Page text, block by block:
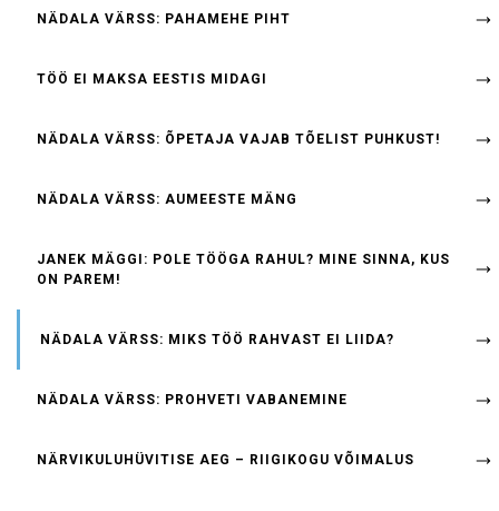
NÄDALA VÄRSS: PAHAMEHE PIHT
TÖÖ EI MAKSA EESTIS MIDAGI
NÄDALA VÄRSS: ÕPETAJA VAJAB TÕELIST PUHKUST!
NÄDALA VÄRSS: AUMEESTE MÄNG
JANEK MÄGGI: POLE TÖÖGA RAHUL? MINE SINNA, KUS
ON PAREM!
NÄDALA VÄRSS: MIKS TÖÖ RAHVAST EI LIIDA?
NÄDALA VÄRSS: PROHVETI VABANEMINE
NÄRVIKULUHÜVITISE AEG – RIIGIKOGU VÕIMALUS